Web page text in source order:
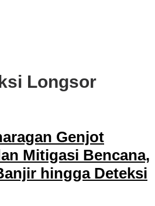
Longsor
Genjot
Mitigasi Bencana,
hingga Deteksi